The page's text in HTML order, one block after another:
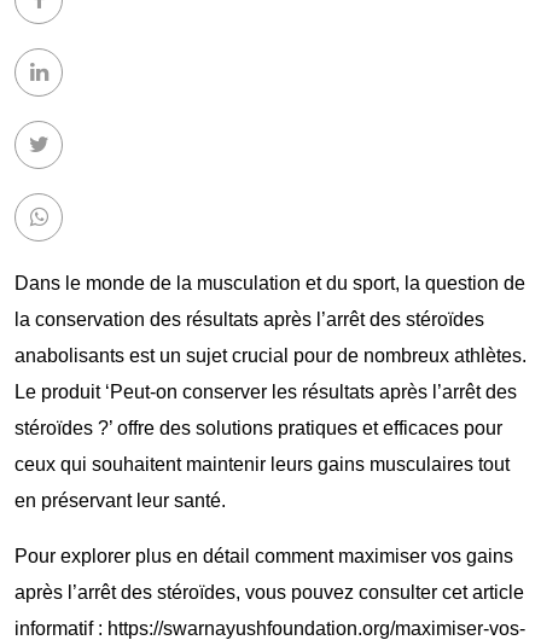
Dans le monde de la musculation et du sport, la question de
la conservation des résultats après l’arrêt des stéroïdes
anabolisants est un sujet crucial pour de nombreux athlètes.
Le produit ‘Peut-on conserver les résultats après l’arrêt des
stéroïdes ?’ offre des solutions pratiques et efficaces pour
ceux qui souhaitent maintenir leurs gains musculaires tout
en préservant leur santé.
Pour explorer plus en détail comment maximiser vos gains
après l’arrêt des stéroïdes, vous pouvez consulter cet article
informatif : https://swarnayushfoundation.org/maximiser-vos-